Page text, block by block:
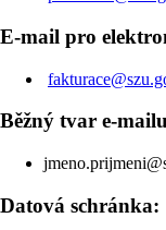
E-mail pro
Běžný tvar e-
Datová schránka: